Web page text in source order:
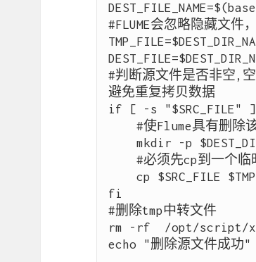
#FLUME会忽略隐藏文件
#判断源文件是否非空,
避免重复拷贝数据
if [ -s "$SRC_FILE"
fi
#删除tmp中转文件
rm -rf  /opt/script/